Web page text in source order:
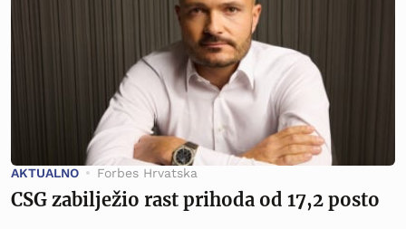
AKTUALNO Forbes Hrvatska
CSG zabilježio rast prihoda od 17,2 posto